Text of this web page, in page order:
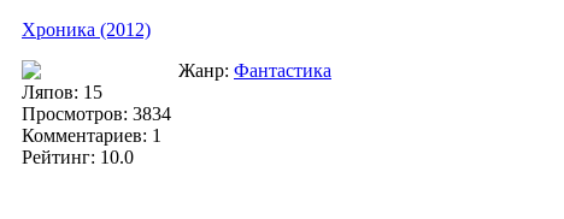
Хроника (2012)
Жанр: Фантастика
Ляпов: 15
Просмотров: 3834
Комментариев: 1
Рейтинг: 10.0